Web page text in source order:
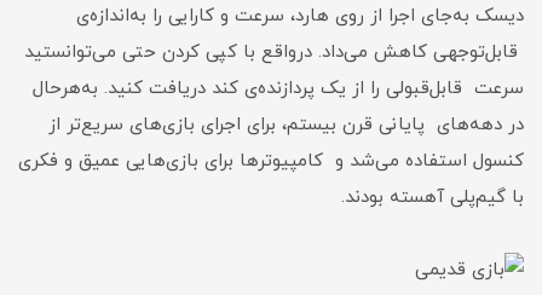
دیسک به‌جای اجرا از روی هارد، سرعت و کارایی را به‌اندازه‌ی
قابل‌توجهی کاهش می‌داد. درواقع با کپی کردن حتی می‌توانستید
سرعت قابل‌قبولی را از یک پردازنده‌ی کند دریافت کنید. به‌هرحال
در دهه‌های پایانی قرن بیستم، برای اجرای بازی‌های سریع‌تر از
کنسول استفاده می‌شد و کامپیوترها برای بازی‌هایی عمیق و فکری
با گیم‌پلی آهسته بودند.